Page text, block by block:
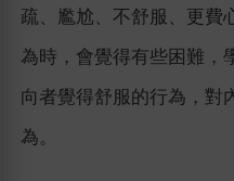
疏、尷尬、不舒服、更費
為時，會覺得有些困難，
向者覺得舒服的行為，對
為。